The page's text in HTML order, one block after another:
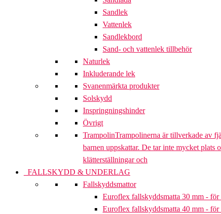
Sandlek
Vattenlek
Sandlekbord
Sand- och vattenlek tillbehör
Naturlek
Inkluderande lek
Svanenmärkta produkter
Solskydd
Inspringningshinder
Övrigt
TrampolinTrampolinerna är tillverkade av
barnen uppskattar. De tar inte mycket plats
klätterställningar och
FALLSKYDD & UNDERLAG
Fallskyddsmattor
Euroflex fallskyddsmatta 30 mm -
Euroflex fallskyddsmatta 40 mm -